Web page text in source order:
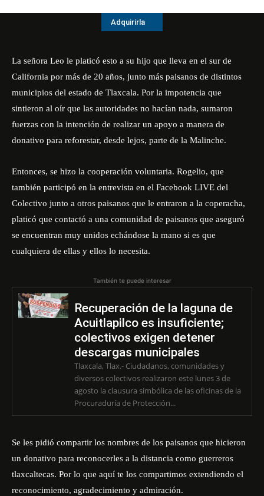
Adquirirla
La señora Leo le platicó esto a su hijo que lleva en el sur de
California por más de 20 años, junto más paisanos de distintos
municipios del estado de Tlaxcala. Por la impotencia que
sintieron al oír que las autoridades no hacían nada, sumaron
fuerzas con la intención de realizar un apoyo a manera de
donativo para reforestar, desde lejos, parte de la Malinche.
Entonces, se hizo la cooperación voluntaria. Rogelio, que
también participó en la entrevista en el Facebook LIVE del
Colectivo junto a otros paisanos que le entraron a la coperacha,
platicó que contactó a una comunidad de paisanos que aseguró
se encuentran muy unidos echándose la mano si es que
cualquiera de ellas y ellos lo necesita.
También te puede interesar
Recuperación de la laguna de
Acuitlapilco es insuficiente;
colectivos exigen detener
descargas municipales
Tlaxcala, Tlax.- Ciudadanos, comunidades y
diversos colectivos realizaron este lunes 3 de
agosto la clausura simbólica de las oficinas de la
Procuraduría de Protección...
Se les pidió compartir los nombres de los paisanos que hicieron
un donativo para reconocerles a la distancia como guerreros
tlaxcaltecas. Por lo que aquí te los compartimos extendiendo el
reconocimiento, agradecimiento y admiración.